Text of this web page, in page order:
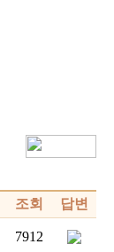
조회 답변
7912